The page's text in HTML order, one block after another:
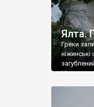
Ялта.
Греки
ніжинські
Ніжин